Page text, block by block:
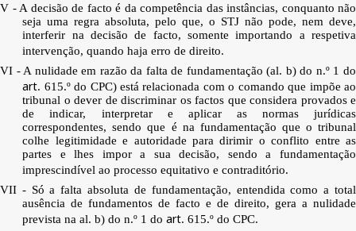
V - A decisão de facto é da competência das instâncias, conquanto não
seja uma regra absoluta, pelo que, o STJ não pode, nem deve,
interferir na decisão de facto, somente importando a respetiva
intervenção, quando haja erro de direito.
VI - A nulidade em razão da falta de fundamentação (al. b) do n.º 1 do
art. 615.º do CPC) está relacionada com o comando que impõe ao
tribunal o dever de discriminar os factos que considera provados e
de indicar, interpretar e aplicar as normas jurídicas
correspondentes, sendo que é na fundamentação que o tribunal
colhe legitimidade e autoridade para dirimir o conflito entre as
partes e lhes impor a sua decisão, sendo a fundamentação
imprescindível ao processo equitativo e contraditório.
VII - Só a falta absoluta de fundamentação, entendida como a total
ausência de fundamentos de facto e de direito, gera a nulidade
prevista na al. b) do n.º 1 doart. 615.º do CPC.